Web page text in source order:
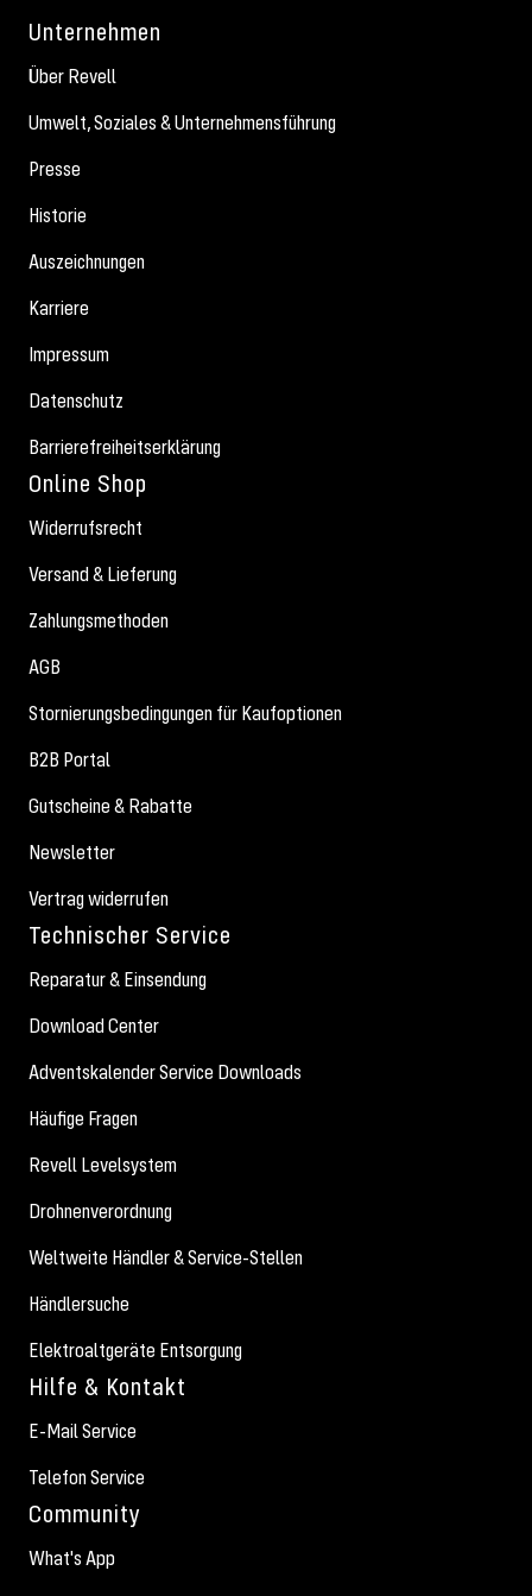
Unternehmen
Über Revell
Umwelt, Soziales & Unternehmensführung
Presse
Historie
Auszeichnungen
Karriere
Impressum
Datenschutz
Barrierefreiheitserklärung
Online Shop
Widerrufsrecht
Versand & Lieferung
Zahlungsmethoden
AGB
Stornierungsbedingungen für Kaufoptionen
B2B Portal
Gutscheine & Rabatte
Newsletter
Vertrag widerrufen
Technischer Service
Reparatur & Einsendung
Download Center
Adventskalender Service Downloads
Häufige Fragen
Revell Levelsystem
Drohnenverordnung
Weltweite Händler & Service-Stellen
Händlersuche
Elektroaltgeräte Entsorgung
Hilfe & Kontakt
E-Mail Service
Telefon Service
Community
What's App